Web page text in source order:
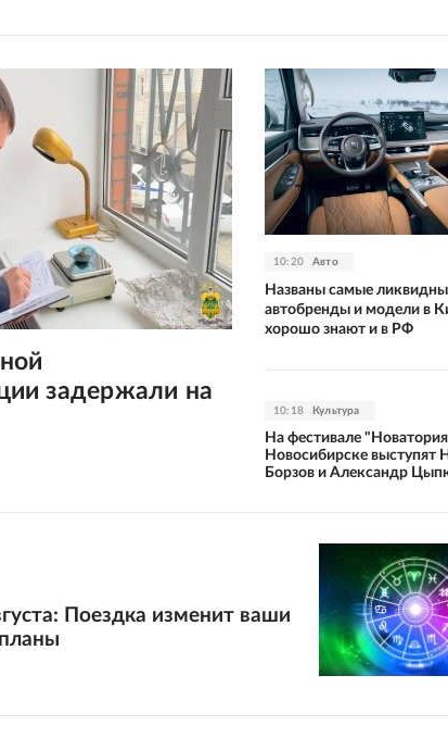
задержали на
10:20 Авто
Названы самые
автобренды и модели в
хорошо знают и в РФ
10:18 Культура
На фестивале
Новосибирске выступят
Борзов и Александр
Поездка изменит ваши